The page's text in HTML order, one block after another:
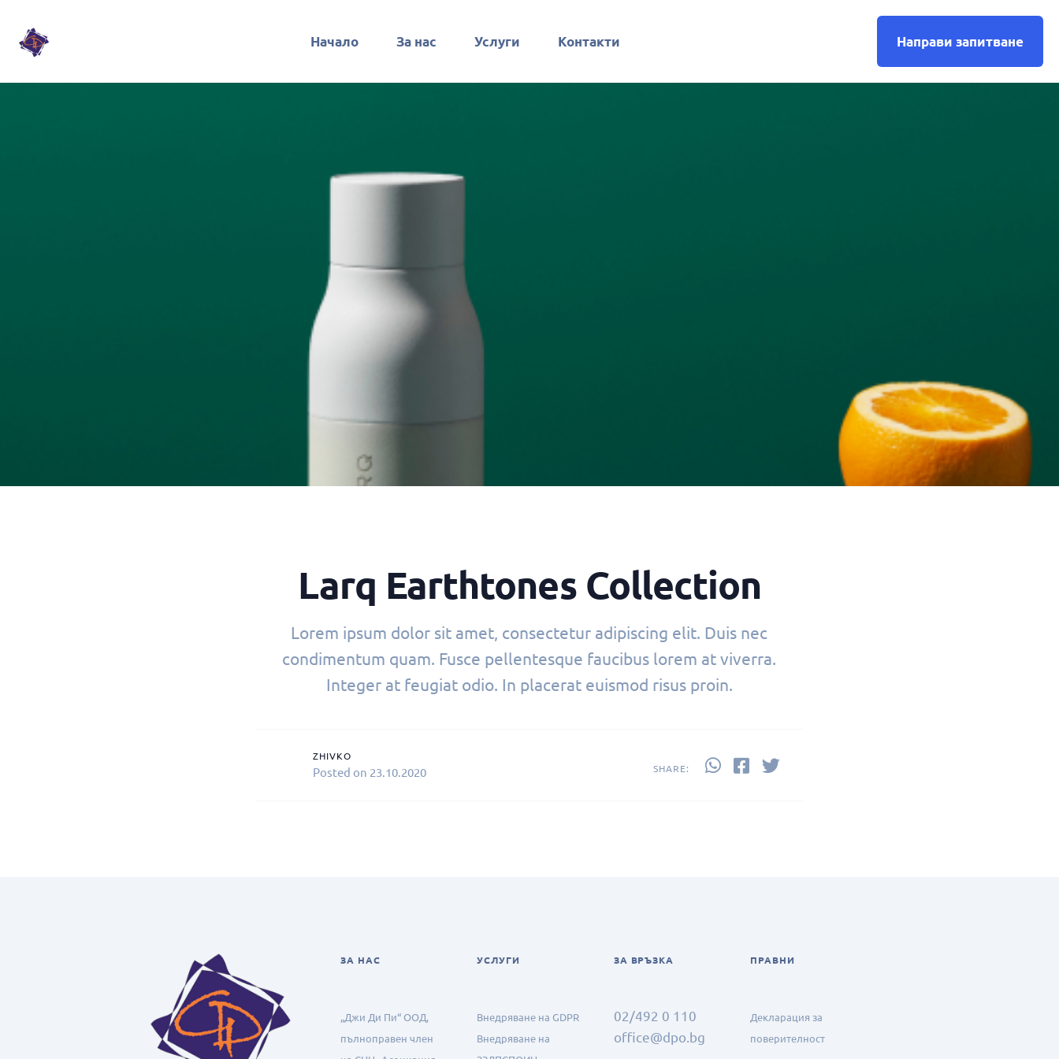
Начало За нас Услуги Контакти Направи запитване
Larq Earthtones Collection
Lorem ipsum dolor sit amet, consectetur adipiscing elit. Duis nec
condimentum quam. Fusce pellentesque faucibus lorem at viverra.
Integer at feugiat odio. In placerat euismod risus proin.
ZHIVKO
Posted on 23.10.2020 SHARE: Share this on WhatsApp
Share this on FaceBook
Share this on Twitter
ЗА НАС
„Джи Ди Пи“ ООД,
пълноправен член
УСЛУГИ
Внедряване на GDPR
Внедряване на
ЗА ВРЪЗКА
02/492 0 110
office@dpo.bg
ПРАВНИ
Декларация за
поверителност